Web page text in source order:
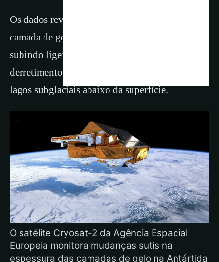
Os dados revelaram dezenas de locais onde a
camada de gelo da Antártida está afundando e
subindo ligeiramente como resultado do
derretimento da água que drena e reabastece
lagos subglaciais abaixo da superfície.
O satélite Cryosat-2 da Agência Espacial
Europeia monitora mudanças sutis na
espessura das camadas de gelo na Antártida